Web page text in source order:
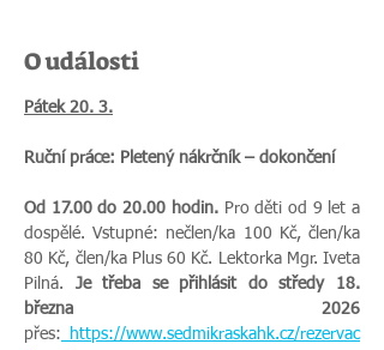
O události
Pátek 20. 3.
Ruční práce: Pletený nákrčník – dokončení
Od 17.00 do 20.00 hodin. Pro děti od 9 let a
dospělé. Vstupné: nečlen/ka 100 Kč, člen/ka
80 Kč, člen/ka Plus 60 Kč. Lektorka Mgr. Iveta
Pilná. Je třeba se přihlásit do středy 18.
přes:
https://www.sedmikraskahk.cz/rezervac